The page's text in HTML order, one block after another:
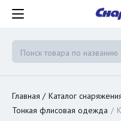
Главная Каталог
Тонкая флисовая одежда